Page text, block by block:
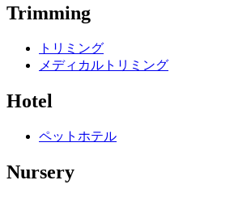
Trimming
トリミング
メディカルトリミング
Hotel
ペットホテル
Nursery